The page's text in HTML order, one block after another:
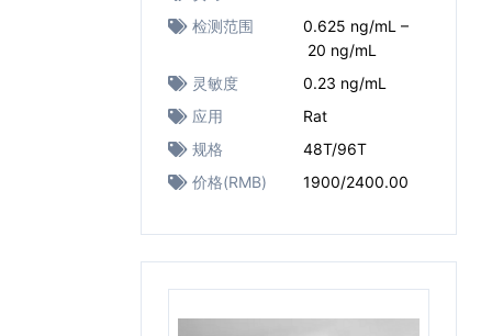
检测范围
0.625 ng/mL –
20 ng/mL
灵敏度
0.23 ng/mL
应用
Rat
规格
48T/96T
价格(RMB)
1900/2400.00